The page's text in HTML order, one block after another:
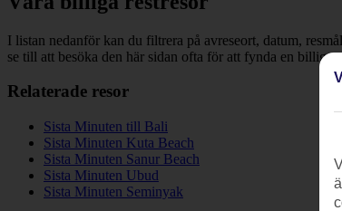
I listan nedanför kan du filtrera på avreseort, datum,
se till att besöka den här sidan ofta för att fynda en billig
Relaterade resor
Sista Minuten till Bali
Sista Minuten Kuta Beach
Sista Minuten Sanur Beach
Sista Minuten Ubud
Sista Minuten Seminyak